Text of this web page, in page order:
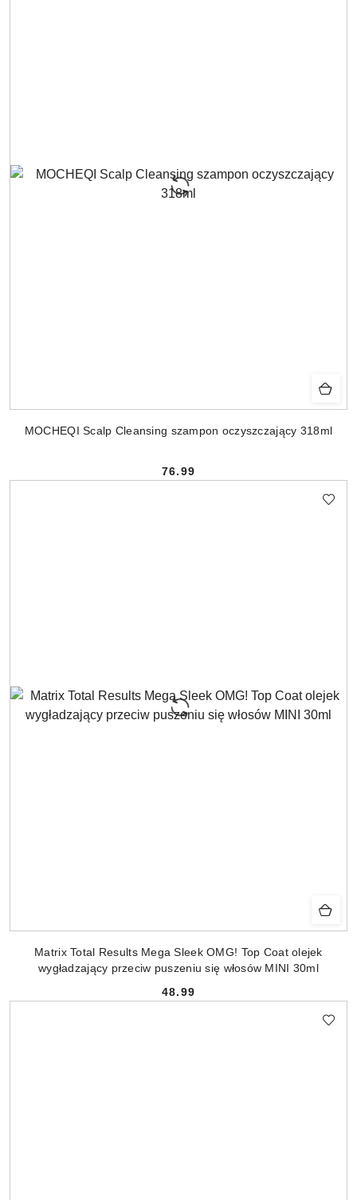
MOCHEQI Scalp Cleansing szampon oczyszczający 318ml
Cena:
76.99
Matrix Total Results Mega Sleek OMG! Top Coat olejek
wygładzający przeciw puszeniu się włosów MINI 30ml
Cena:
48.99